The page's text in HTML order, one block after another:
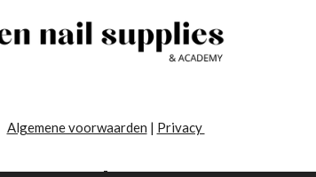
Algemene voorwaarden | Privacy
-